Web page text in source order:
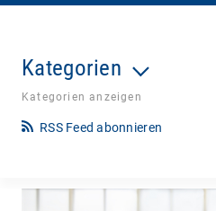
Kategorien
Kategorien anzeigen
RSS Feed abonnieren